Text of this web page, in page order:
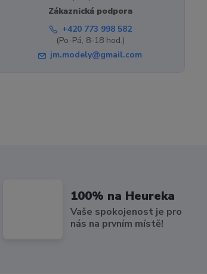
Zákaznická podpora
+420 773 998 582
(Po-Pá, 8-18 hod.)
jm.modely@gmail.com
100% na Heureka
Vaše spokojenost je pro
nás na prvním místě!